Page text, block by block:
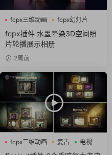
fcpx三维动画
fcpx幻灯片
fcpx相册
fcpx插件 水墨晕染3D空间照
片轮播展示相册
2周前
fcpx三维动画 复古 电视